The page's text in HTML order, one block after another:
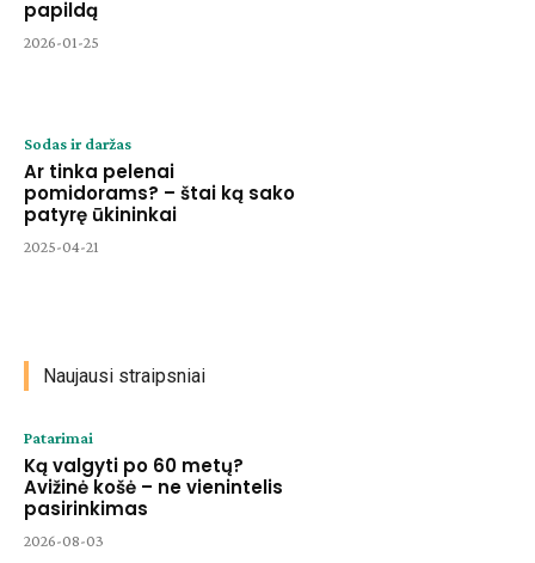
papildą
2026-01-25
Sodas ir daržas
Ar tinka pelenai
pomidorams? – štai ką sako
patyrę ūkininkai
2025-04-21
Naujausi straipsniai
Patarimai
Ką valgyti po 60 metų?
Avižinė košė – ne vienintelis
pasirinkimas
2026-08-03